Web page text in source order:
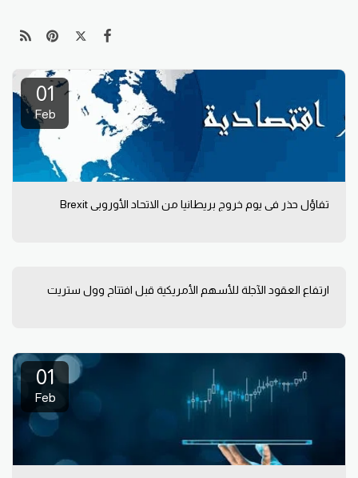
01
Feb
تفاؤل حذر في يوم خروج بريطانيا من الاتحاد الأوروبي Brexit
ارتفاع العقود الآجلة للأسهم الأمريكية قبل افتتاح وول ستريت
01
Feb